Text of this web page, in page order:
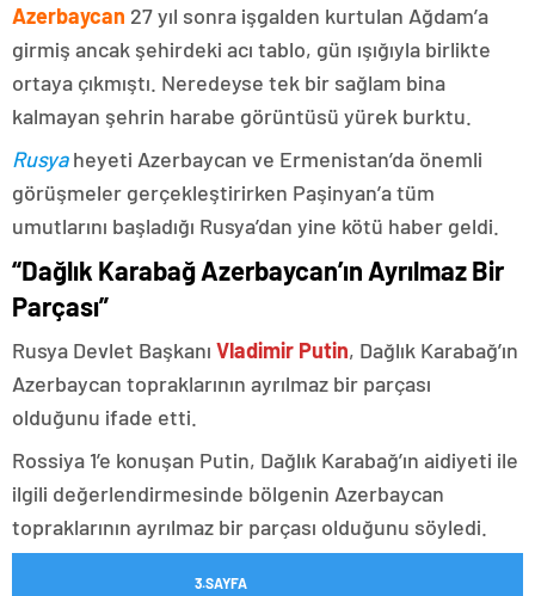
Azerbaycan 27 yıl sonra işgalden kurtulan Ağdam’a
girmiş ancak şehirdeki acı tablo, gün ışığıyla birlikte
ortaya çıkmıştı. Neredeyse tek bir sağlam bina
kalmayan şehrin harabe görüntüsü yürek burktu.
Rusyaheyeti Azerbaycan ve Ermenistan’da önemli
görüşmeler gerçekleştirirken Paşinyan’a tüm
umutlarını başladığı Rusya’dan yine kötü haber geldi.
“Dağlık Karabağ Azerbaycan’ın Ayrılmaz Bir
Parçası”
Rusya Devlet Başkanı Vladimir Putin, Dağlık Karabağ’ın
Azerbaycan topraklarının ayrılmaz bir parçası
olduğunu ifade etti.
Rossiya 1’e konuşan Putin, Dağlık Karabağ’ın aidiyeti ile
ilgili değerlendirmesinde bölgenin Azerbaycan
topraklarının ayrılmaz bir parçası olduğunu söyledi.
3.SAYFA